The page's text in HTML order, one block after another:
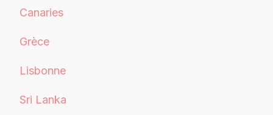
Canaries
Grèce
Lisbonne
Sri Lanka